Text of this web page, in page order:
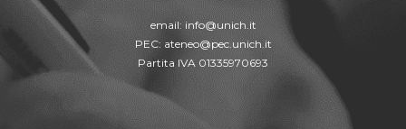
email: info@unich.it
PEC: ateneo@pec.unich.it
Partita IVA 01335970693